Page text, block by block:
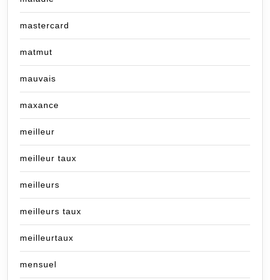
mastercard
matmut
mauvais
maxance
meilleur
meilleur taux
meilleurs
meilleurs taux
meilleurtaux
mensuel